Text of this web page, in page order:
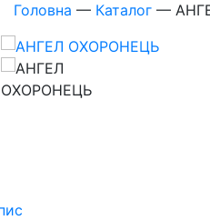
Головна — Каталог —